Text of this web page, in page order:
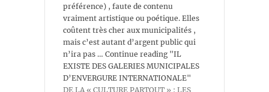
préférence) , faute de contenu
vraiment artistique ou poétique. Elles
coûtent très cher aux municipalités ,
mais c’est autant d’argent public qui
n’ira pas … Continue reading "IL
EXISTE DES GALERIES MUNICIPALES
D’ENVERGURE INTERNATIONALE"
DE LA « CULTURE PARTOUT » : LES